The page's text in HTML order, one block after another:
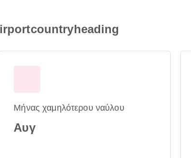
Μήνας χαμηλότερου ναύλου
Αυγ